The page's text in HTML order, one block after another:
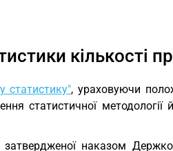
кількості
статистику", ураховуючи
статистичної методології
затвердженої наказом